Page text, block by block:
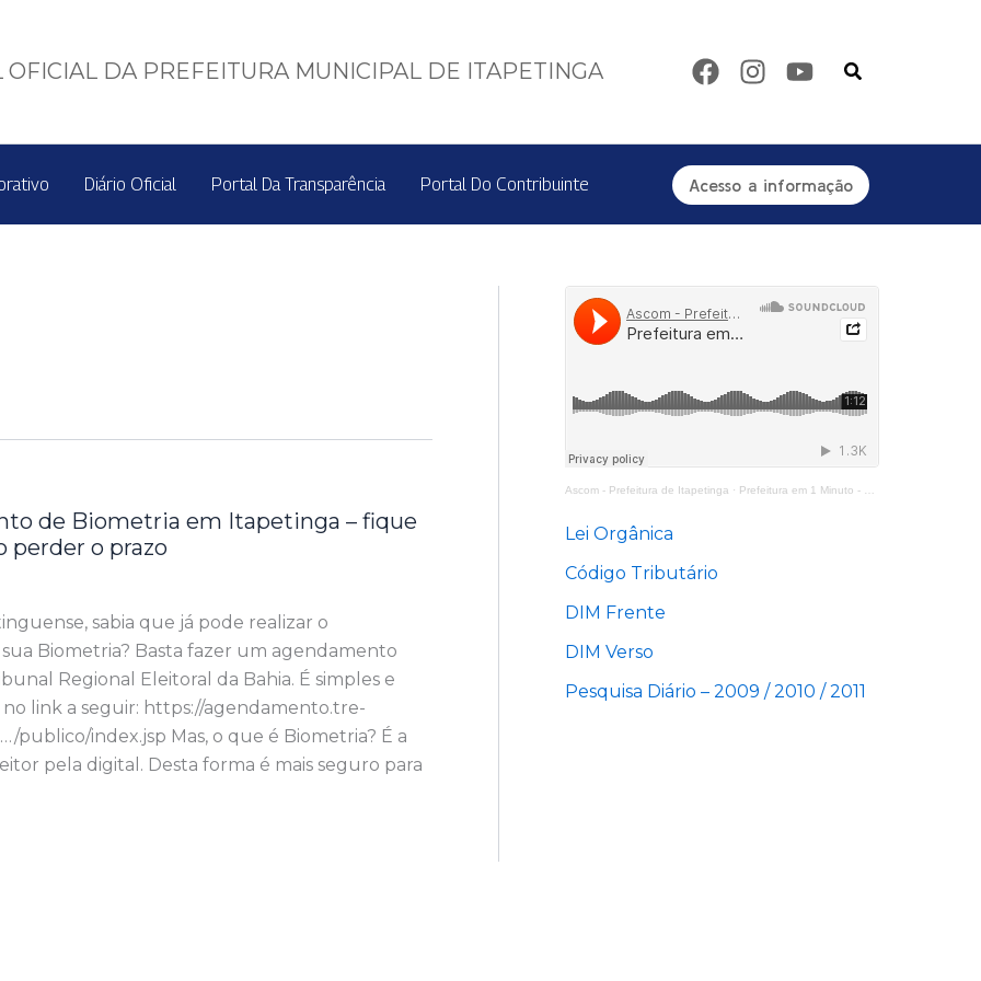
OFICIAL DA PREFEITURA MUNICIPAL DE ITAPETINGA Pesquisar
Diário Oficial Portal Da Transparência Portal Do Contribuinte Acesso a informação
de Biometria em Itapetinga – fique
perder o prazo
sabia que já pode realizar o
Biometria? Basta fazer um agendamento
Regional Eleitoral da Bahia. É simples e
no link a seguir: https://agendamento.tre-
publico/index.jsp Mas, o que é Biometria? É a
pela digital. Desta forma é mais seguro para
Ascom - Prefeitura de Itapetinga · Prefeitura em 1 Minuto - Centro de Reabilitação Equoterapia Manoela
Lei Orgânica
Código Tributário
DIM Frente
DIM Verso
Pesquisa Diário – 2009 / 2010 / 2011